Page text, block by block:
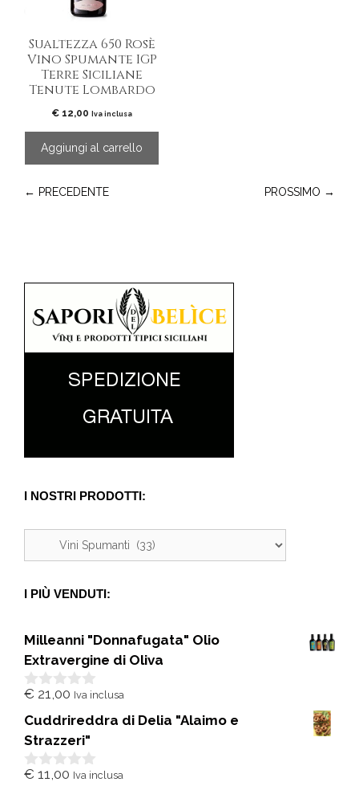
Sualtezza 650 Rosè
Vino Spumante IGP
Terre Siciliane
Tenute Lombardo
€12,00 Iva inclusa
Aggiungi al carrello
← PRECEDENTE PROSSIMO →
I NOSTRI PRODOTTI:
I PIÙ VENDUTI:
Milleanni "Donnafugata" Olio
Extravergine di Oliva
0
u
5
€ 21,00 Iva inclusa
Cuddrireddra di Delia "Alaimo e
Strazzeri"
0
€ 11,00 Iva inclusa